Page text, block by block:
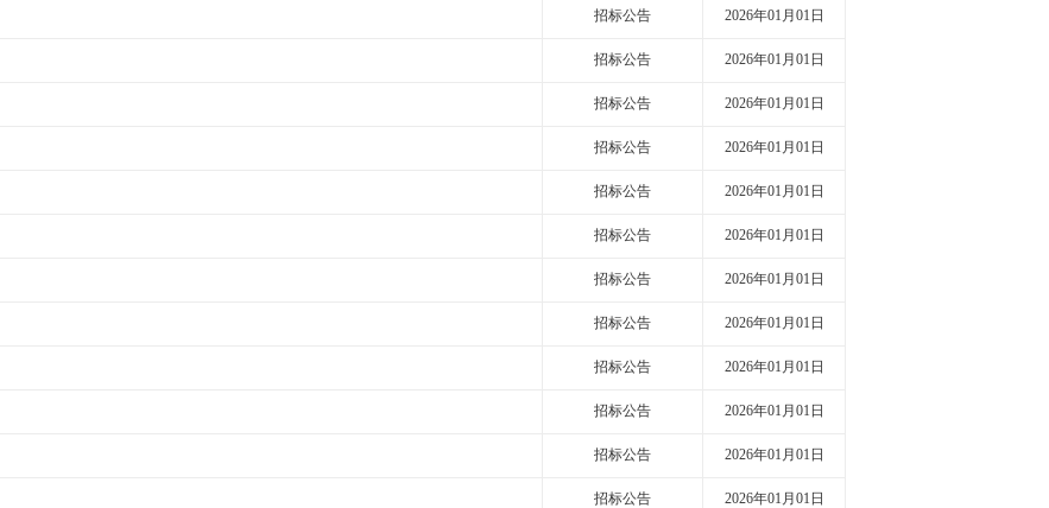
招标公告 2026年01月01日
招标公告 2026年01月01日
招标公告 2026年01月01日
招标公告 2026年01月01日
招标公告 2026年01月01日
招标公告 2026年01月01日
招标公告 2026年01月01日
招标公告 2026年01月01日
招标公告 2026年01月01日
招标公告 2026年01月01日
招标公告 2026年01月01日
招标公告 2026年01月01日